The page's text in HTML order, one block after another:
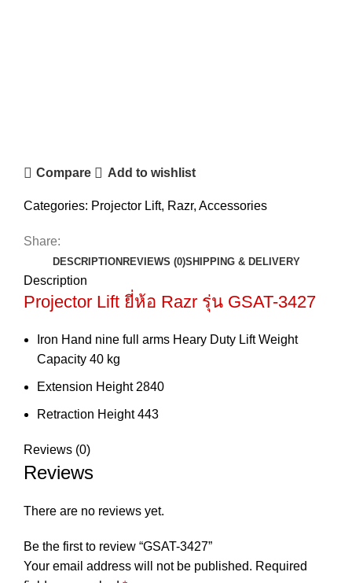
Compare Add to wishlist
Categories: Projector Lift, Razr, Accessories
Share:
DESCRIPTION REVIEWS (0)SHIPPING & DELIVERY
Description
Projector Lift ยี่ห้อ Razr รุ่น GSAT-3427
Iron Hand nine full arms Heary Duty Lift Weight
Capacity 40 kg
Extension Height 2840
Retraction Height 443
Reviews (0)
Reviews
There are no reviews yet.
Be the first to review “GSAT-3427”
Your email address will not be published. Required